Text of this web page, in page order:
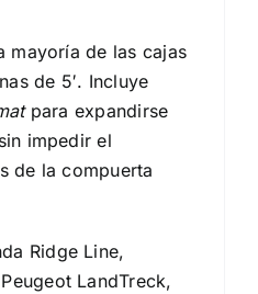
mayoría de las cajas
de 5′. Incluye
para expandirse
impedir el
de la compuerta
Ridge Line,
LandTreck,